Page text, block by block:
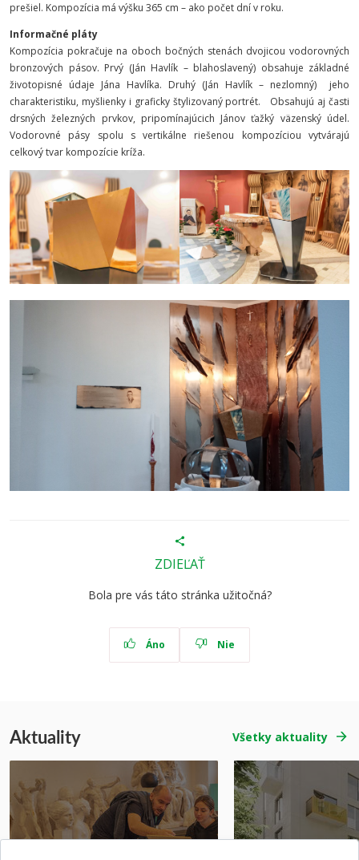
prešiel. Kompozícia má výšku 365 cm – ako počet dní v roku.
Informačné pláty
Kompozícia pokračuje na oboch bočných stenách dvojicou vodorovných
bronzových pásov. Prvý (Ján Havlík – blahoslavený) obsahuje základné
životopisné údaje Jána Havlíka. Druhý (Ján Havlík – nezlomný) jeho
charakteristiku, myšlienky i graficky štylizovaný portrét. Obsahujú aj časti
drsných železných prvkov, pripomínajúcich Jánov ťažký väzenský údel.
Vodorovné pásy spolu s vertikálne riešenou kompozíciou vytvárajú
celkový tvar kompozície kríža.
ZDIEĽAŤ
Bola pre vás táto stránka užitočná?
Áno Nie
Aktuality Všetky aktuality